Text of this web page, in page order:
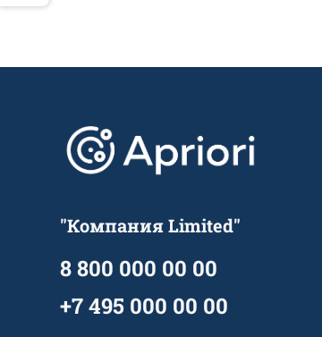
"Компания Limited"
8 800 000 00 00
+7 495 000 00 00